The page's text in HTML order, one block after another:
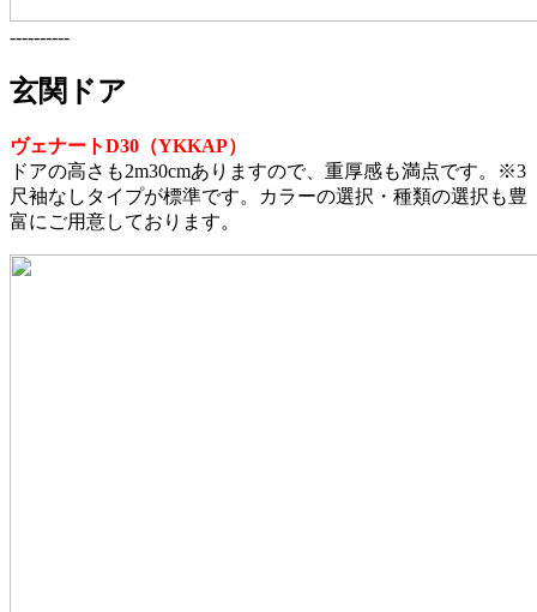
----------
玄関ドア
ヴェナートD30（YKKAP）
ドアの高さも2m30cmありますので、重厚感も満点です。※3
尺袖なしタイプが標準です。カラーの選択・種類の選択も豊
富にご用意しております。